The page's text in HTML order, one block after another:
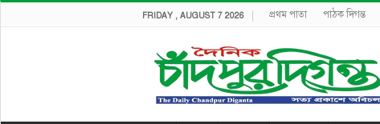
FRIDAY , AUGUST 7 2026 প্রথম পাতা পাঠক দিগন্ত